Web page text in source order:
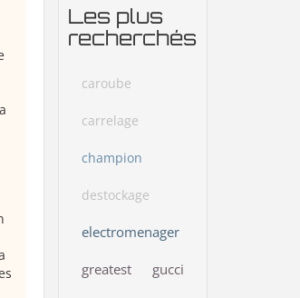
Les plus
recherchés
caroube
carrelage
champion
destockage
electromenager
greatest gucci